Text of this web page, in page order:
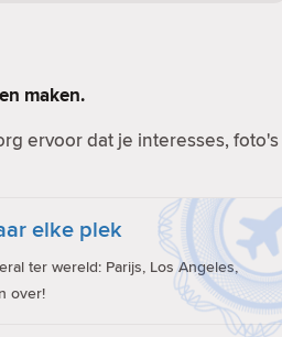
maken.
ervoor dat je interesses, foto's
elke plek
ter wereld: Parijs, Los Angeles,
over!